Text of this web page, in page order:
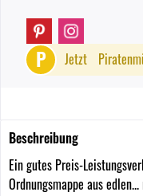
P Jetzt
Beschreibung
Ein gutes Preis-
Ordnungsmappe aus edlen...